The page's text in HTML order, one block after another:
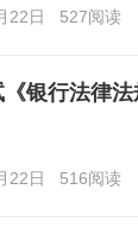
22日 527阅读
银行法律
22日 516阅读